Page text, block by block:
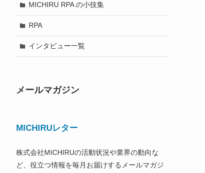
MICHIRU RPA の小技集
RPA
インタビュー一覧
メールマガジン
MICHIRUレター
株式会社MICHIRUの活動状況や業界の動向な
ど、役立つ情報を毎月お届けするメールマガジ